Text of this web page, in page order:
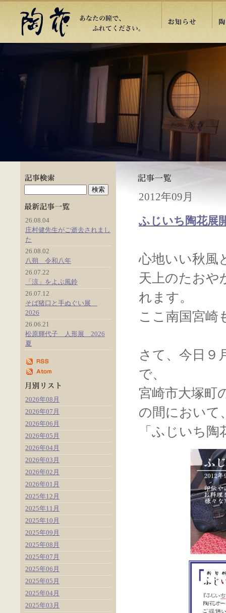
2012年09月
ふじいち陶花展
心地いい秋風
天上のたおや
れます。
ここ南国宮崎
さて、今日９
で、
宮崎市大塚町
の間において
「ふじいち
26.08.04
庄村健先生がご逝去されまし
た
26.08.02
八朔 令和八年
26.07.22
「涼」をよぶ風鈴
26.07.12
そば猪口と手ぬぐい展
2026
26.06.21
松原輝代子 人形展 2026
夏
2026年08月
2026年07月
2026年06月
2026年05月
2026年04月
2026年03月
2026年02月
2026年01月
2025年12月
2025年11月
2025年10月
2025年09月
2025年08月
2025年07月
2025年06月
2025年05月
2025年04月
2025年03月